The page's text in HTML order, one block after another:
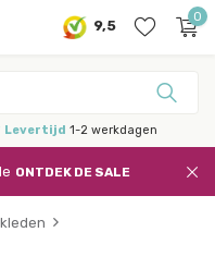
9,5
0
Levertijd 1-2 werkdagen
ONTDEK DE SALE